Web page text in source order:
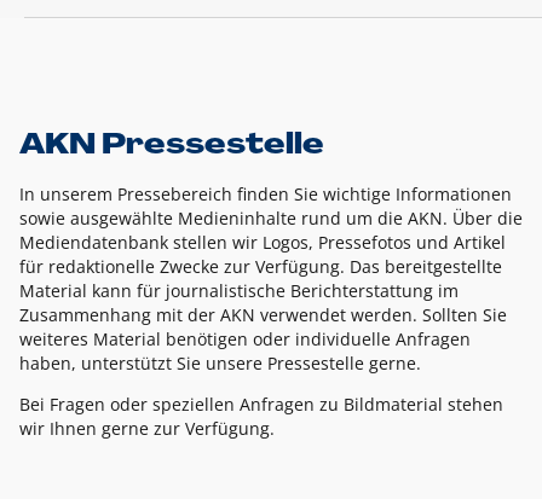
AKN Pressestelle
In unserem Pressebereich finden Sie wichtige Informationen
sowie ausgewählte Medieninhalte rund um die AKN. Über die
Mediendatenbank stellen wir Logos, Pressefotos und Artikel
für redaktionelle Zwecke zur Verfügung. Das bereitgestellte
Material kann für journalistische Berichterstattung im
Zusammenhang mit der AKN verwendet werden. Sollten Sie
weiteres Material benötigen oder individuelle Anfragen
haben, unterstützt Sie unsere Pressestelle gerne.
Bei Fragen oder speziellen Anfragen zu Bildmaterial stehen
wir Ihnen gerne zur Verfügung.